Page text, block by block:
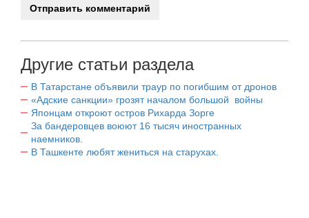
Другие статьи раздела
В Татарстане объявили траур по погибшим от дронов
«Адские санкции» грозят началом большой войны
Японцам откроют остров Рихарда Зорге
За бандеровцев воюют 16 тысяч иностранных
наемников.
В Ташкенте любят жениться на старухах.